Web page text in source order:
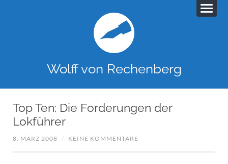
Wolff von Rechenberg
Top Ten: Die Forderungen der
Lokführer
8. MÄRZ 2008 / KEINE KOMMENTARE